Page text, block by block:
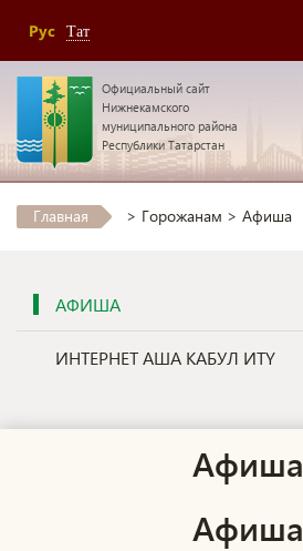
Рус Тат
Официальный сайт
Нижнекамского
муниципального района
Республики Татарстан
Главная > Горожанам > Афиша
АФИША
ИНТЕРНЕТ АША КАБУЛ ИТҮ
Афиша
Афиша